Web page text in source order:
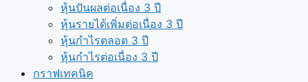
หุ้นปันผลต่อเนื่อง 3 ปี
หุ้นรายได้เพิ่มต่อเนื่อง 3 ปี
หุ้นกำไรตลอด 3 ปี
หุ้นกำไรต่อเนื่อง 3 ปี
กราฟเทคนิค